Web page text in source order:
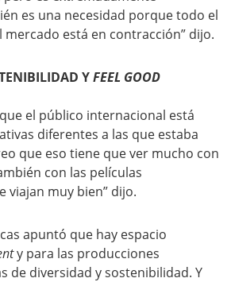
es una necesidad porque todo el
mercado está en contracción” dijo.
YFEEL GOOD
el público internacional está
diferentes a las que estaba
que eso tiene que ver mucho con
con las películas
viajan muy bien” dijo.
apuntó que hay espacio
y para las producciones
de diversidad y sostenibilidad. Y